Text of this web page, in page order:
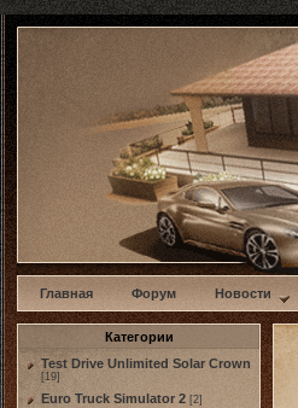
w
Главная Форум Новости
Категории
Test Drive Unlimited Solar Crown
[19]
Euro Truck Simulator 2 [2]